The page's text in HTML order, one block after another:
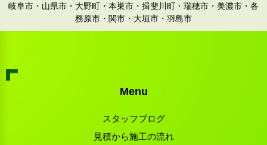
岐阜市・山県市・大野町・本巣市・揖斐川町・瑞穂市・美濃市・各
務原市・関市・大垣市・羽島市
Menu
スタッフブログ
見積から施工の流れ